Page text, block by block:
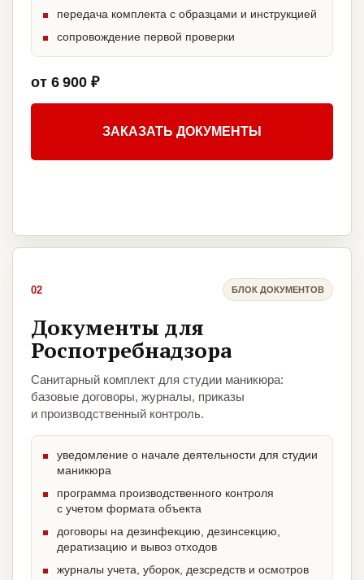
передача комплекта с образцами и инструкцией
сопровождение первой проверки
от 6 900 ₽
ЗАКАЗАТЬ ДОКУМЕНТЫ
02 БЛОК ДОКУМЕНТОВ
Документы для
Роспотребнадзора
Санитарный комплект для студии маникюра:
базовые договоры, журналы, приказы
и производственный контроль.
уведомление о начале деятельности для студии
маникюра
программа производственного контроля
с учетом формата объекта
договоры на дезинфекцию, дезинсекцию,
дератизацию и вывоз отходов
журналы учета, уборок, дезсредств и осмотров